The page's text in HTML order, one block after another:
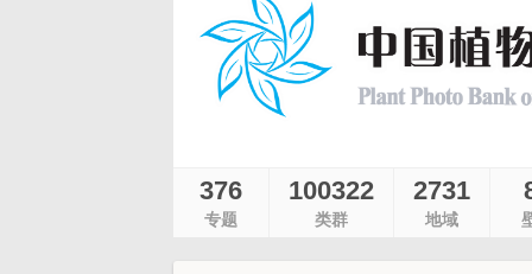
376
专题
100322
类群
2731
地域